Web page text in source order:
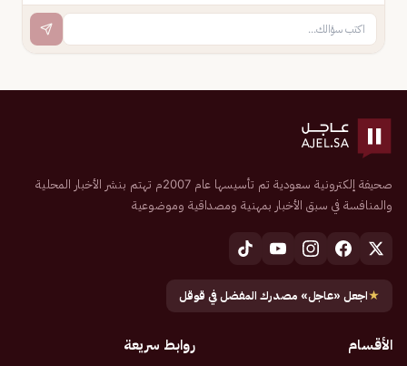
صحيفة إلكترونية سعودية تم تأسيسها عام 2007م تهتم بنشر الأخبار المحلية
والمنافسة في سبق الأخبار بمهنية ومصداقية وموضوعية
★اجعل «عاجل» مصدرك المفضل في قوقل
الأقسام روابط سريعة